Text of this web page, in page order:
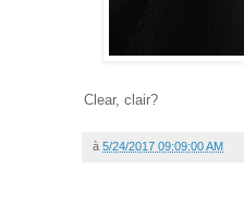
Clear, clair?
à 5/24/2017 09:09:00 AM